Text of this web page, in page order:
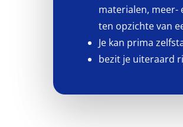
materialen, meer-
ten opzichte van
Je kan prima
bezit je uiteraard